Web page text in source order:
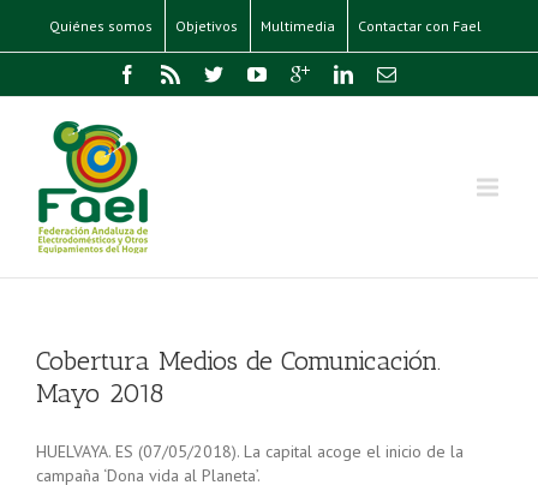
Quiénes somos Objetivos Multimedia Contactar con Fael
Cobertura Medios de Comunicación.
Mayo 2018
HUELVAYA. ES (07/05/2018). La capital acoge el inicio de la
campaña ‘Dona vida al Planeta’.